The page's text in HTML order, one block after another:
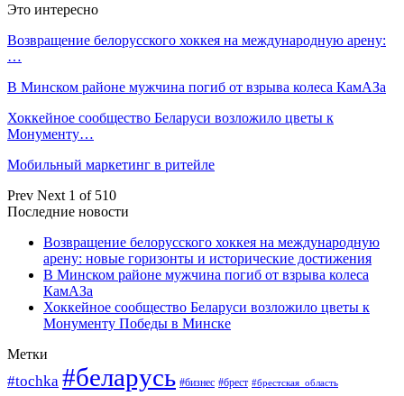
Это интересно
Возвращение белорусского хоккея на международную арену:
…
В Минском районе мужчина погиб от взрыва колеса КамАЗа
Хоккейное сообщество Беларуси возложило цветы к
Монументу…
Мобильный маркетинг в ритейле
Prev Next 1 of 510
Последние новости
Возвращение белорусского хоккея на международную
арену: новые горизонты и исторические достижения
В Минском районе мужчина погиб от взрыва колеса
КамАЗа
Хоккейное сообщество Беларуси возложило цветы к
Монументу Победы в Минске
Метки
#tochka #беларусь #бизнес #брест #брестская_область